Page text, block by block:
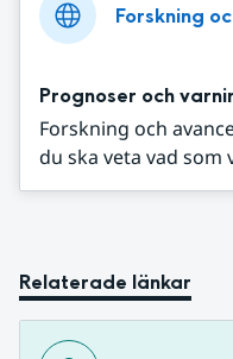
Forskning
Prognoser och
Forskning och
du ska veta vad som
Relaterade länkar